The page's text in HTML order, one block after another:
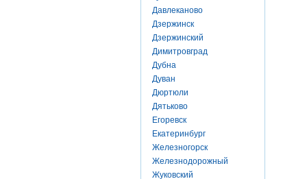
Давлеканово
Дзержинск
Дзержинский
Димитровград
Дубна
Дуван
Дюртюли
Дятьково
Егоревск
Екатеринбург
Железногорск
Железнодорожный
Жуковский